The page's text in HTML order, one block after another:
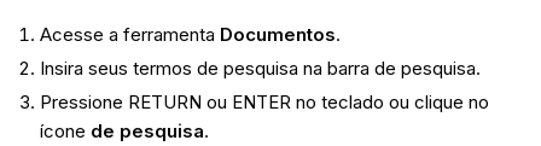
Acesse a ferramenta Documentos.
Insira seus termos de pesquisa na barra de pesquisa.
Pressione RETURN ou ENTER no teclado ou clique no
ícone de pesquisa.